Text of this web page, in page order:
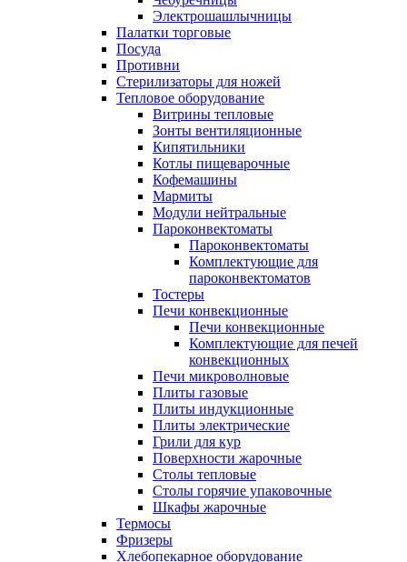
Электрошашлычницы
Палатки торговые
Посуда
Противни
Стерилизаторы для ножей
Тепловое оборудование
Витрины тепловые
Зонты вентиляционные
Кипятильники
Котлы пищеварочные
Кофемашины
Мармиты
Модули нейтральные
Пароконвектоматы
Пароконвектоматы
Комплектующие для
пароконвектоматов
Тостеры
Печи конвекционные
Печи конвекционные
Комплектующие для печей
конвекционных
Печи микроволновые
Плиты газовые
Плиты индукционные
Плиты электрические
Грили для кур
Поверхности жарочные
Столы тепловые
Столы горячие упаковочные
Шкафы жарочные
Термосы
Фризеры
Хлебопекарное оборудование